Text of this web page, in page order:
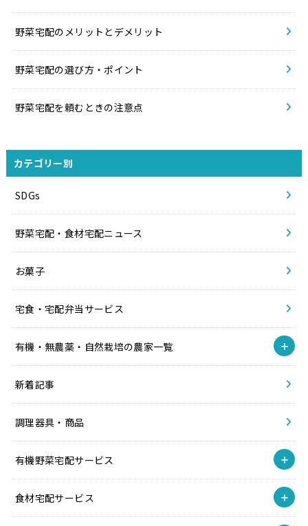
野菜宅配のメリットとデメリット
野菜宅配の選び方・ポイント
野菜宅配を頼むときの注意点
カテゴリー別
SDGs
野菜宅配・食材宅配ニュース
お菓子
宅食・宅配弁当サービス
有機・無農薬・自然栽培の農家一覧
新着記事
調理器具・商品
有機野菜宅配サービス
食材宅配サービス